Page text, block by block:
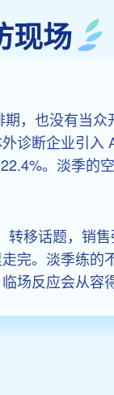
现场
，也没有当众
诊断企业引入
。淡季的
移话题，销
完。淡季练的
场反应会从容